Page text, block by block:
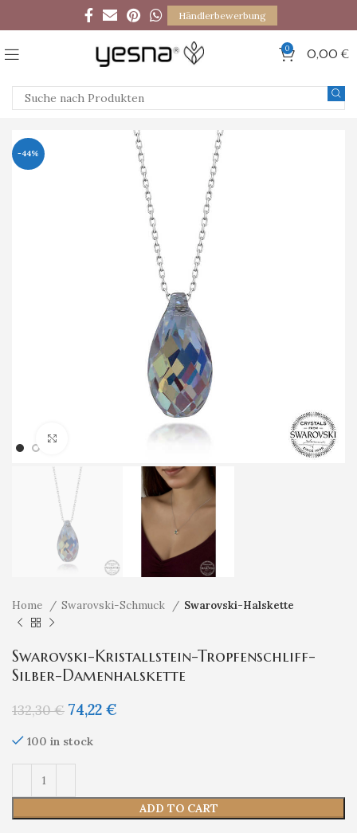
Händlerbewerbung
0 0,00 €
-44%
Klicken um zu vergrößern
Home Swarovski-Schmuck Swarovski-Halskette
Swarovski-Kristallstein-Tropfenschliff-
Silber-Damenhalskette
132,30€ 74,22 €
100 in stock
ADD TO CART